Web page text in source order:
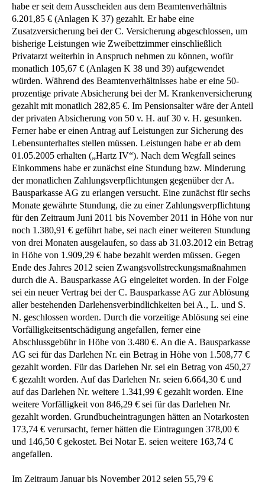
habe er seit dem Ausscheiden aus dem Beamtenverhältnis
6.201,85 € (Anlagen K 37) gezahlt. Er habe eine
Zusatzversicherung bei der C. Versicherung abgeschlossen, um
bisherige Leistungen wie Zweibettzimmer einschließlich
Privatarzt weiterhin in Anspruch nehmen zu können, wofür
monatlich 105,67 € (Anlagen K 38 und 39) aufgewendet
würden. Während des Beamtenverhältnisses habe er eine 50-
prozentige private Absicherung bei der M. Krankenversicherung
gezahlt mit monatlich 282,85 €. Im Pensionsalter wäre der Anteil
der privaten Absicherung von 50 v. H. auf 30 v. H. gesunken.
Ferner habe er einen Antrag auf Leistungen zur Sicherung des
Lebensunterhaltes stellen müssen. Leistungen habe er ab dem
01.05.2005 erhalten („Hartz IV“). Nach dem Wegfall seines
Einkommens habe er zunächst eine Stundung bzw. Minderung
der monatlichen Zahlungsverpflichtungen gegenüber der A.
Bausparkasse AG zu erlangen versucht. Eine zunächst für sechs
Monate gewährte Stundung, die zu einer Zahlungsverpflichtung
für den Zeitraum Juni 2011 bis November 2011 in Höhe von nur
noch 1.380,91 € geführt habe, sei nach einer weiteren Stundung
von drei Monaten ausgelaufen, so dass ab 31.03.2012 ein Betrag
in Höhe von 1.909,29 € habe bezahlt werden müssen. Gegen
Ende des Jahres 2012 seien Zwangsvollstreckungsmaßnahmen
durch die A. Bausparkasse AG eingeleitet worden. In der Folge
sei ein neuer Vertrag bei der C. Bausparkasse AG zur Ablösung
aller bestehenden Darlehensverbindlichkeiten bei A., L. und S.
N. geschlossen worden. Durch die vorzeitige Ablösung sei eine
Vorfälligkeitsentschädigung angefallen, ferner eine
Abschlussgebühr in Höhe von 3.480 €. An die A. Bausparkasse
AG sei für das Darlehen Nr. ein Betrag in Höhe von 1.508,77 €
gezahlt worden. Für das Darlehen Nr. sei ein Betrag von 450,27
€ gezahlt worden. Auf das Darlehen Nr. seien 6.664,30 € und
auf das Darlehen Nr. weitere 1.341,99 € gezahlt worden. Eine
weitere Vorfälligkeit von 846,29 € sei für das Darlehen Nr.
gezahlt worden. Grundbucheintragungen hätten an Notarkosten
173,74 € verursacht, ferner hätten die Eintragungen 378,00 €
und 146,50 € gekostet. Bei Notar E. seien weitere 163,74 €
angefallen.
Im Zeitraum Januar bis November 2012 seien 55,79 €